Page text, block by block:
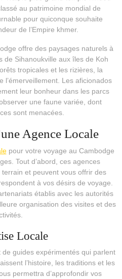
au patrimoine mondial de
pour quiconque souhaite
de l’Empire khmer.
offre des paysages naturels à
de Sihanoukville aux îles de Koh
tropicales et les rizières, la
l’émerveillement. Les aficionados
leur bonheur dans les parcs
une faune variée, dont
sont menacées.
Agence Locale
pour votre voyage au Cambodge
Tout d’abord, ces agences
et peuvent vous offrir des
à vos désirs de voyage.
établis avec les autorités
organisation des visites et des
Locale
guides expérimentés qui parlent
l’histoire, les traditions et les
permettra d’approfondir vos